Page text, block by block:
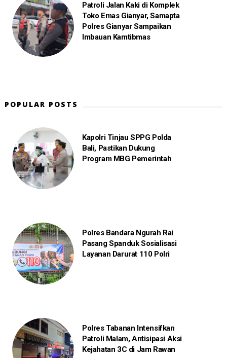
Patroli Jalan Kaki di Komplek
Toko Emas Gianyar, Samapta
Polres Gianyar Sampaikan
Imbauan Kamtibmas
POPULAR POSTS
Kapolri Tinjau SPPG Polda
Bali, Pastikan Dukung
Program MBG Pemerintah
Polres Bandara Ngurah Rai
Pasang Spanduk Sosialisasi
Layanan Darurat 110 Polri
Polres Tabanan Intensifkan
Patroli Malam, Antisipasi Aksi
Kejahatan 3C di Jam Rawan